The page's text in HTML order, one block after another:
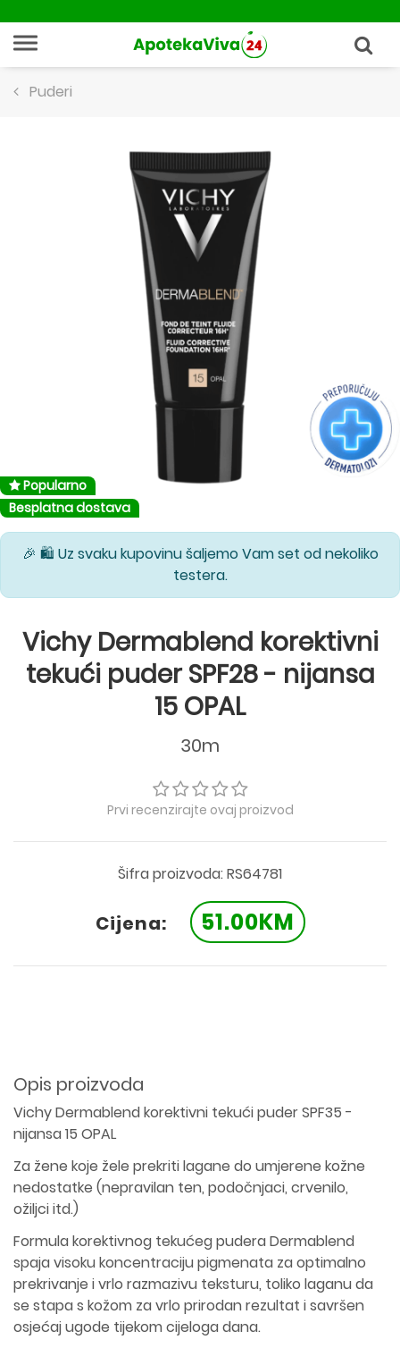
Puderi
Popularno
Besplatna dostava
🎉 🛍️ Uz svaku kupovinu šaljemo Vam set od nekoliko
testera.
Vichy Dermablend korektivni
tekući puder SPF28 - nijansa
15 OPAL
30m
Prvi recenzirajte ovaj proizvod
Šifra proizvoda: RS64781
Cijena: 51.00KM
Opis proizvoda
Vichy Dermablend korektivni tekući puder SPF35 -
nijansa 15 OPAL
Za žene koje žele prekriti lagane do umjerene kožne
nedostatke (nepravilan ten, podočnjaci, crvenilo,
ožiljci itd.)
Formula korektivnog tekućeg pudera Dermablend
spaja visoku koncentraciju pigmenata za optimalno
prekrivanje i vrlo razmazivu teksturu, toliko laganu da
se stapa s kožom za vrlo prirodan rezultat i savršen
osjećaj ugode tijekom cijeloga dana.